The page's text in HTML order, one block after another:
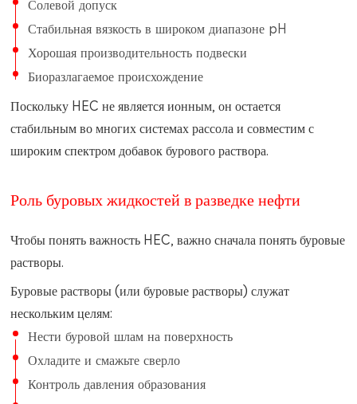
Стабильная вязкость в широком диапазоне pH
Хорошая производительность подвески
Биоразлагаемое происхождение
Поскольку HEC не является ионным, он остается
стабильным во многих системах рассола и совместим с
широким спектром добавок бурового раствора.
Роль буровых жидкостей в разведке нефти
Чтобы понять важность HEC, важно сначала понять буровые
растворы.
Буровые растворы (или буровые растворы) служат
нескольким целям:
Нести буровой шлам на поверхность
Охладите и смажьте сверло
Контроль давления образования